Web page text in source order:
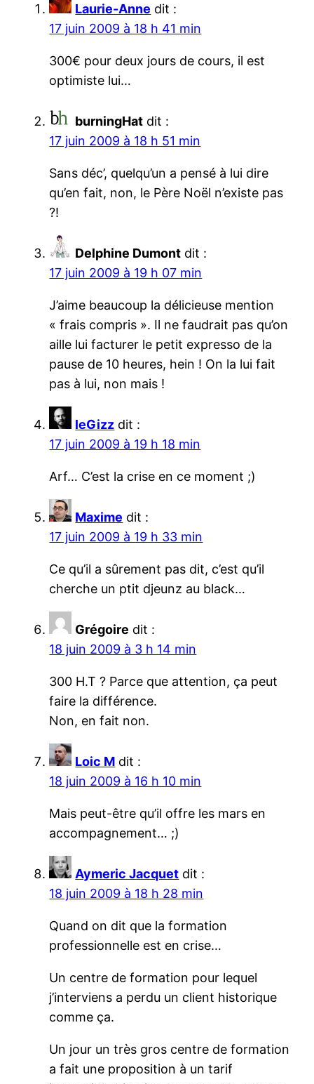
Laurie-Anne dit :
17 juin 2009 à 18 h 41 min
300€ pour deux jours de cours, il est
optimiste lui…
burningHat dit :
17 juin 2009 à 18 h 51 min
Sans déc’, quelqu’un a pensé à lui dire
qu’en fait, non, le Père Noël n’existe pas
?!
Delphine Dumont dit :
17 juin 2009 à 19 h 07 min
J’aime beaucoup la délicieuse mention
« frais compris ». Il ne faudrait pas qu’on
aille lui facturer le petit expresso de la
pause de 10 heures, hein ! On la lui fait
pas à lui, non mais !
leGizz dit :
17 juin 2009 à 19 h 18 min
Arf… C’est la crise en ce moment ;)
Maxime dit :
17 juin 2009 à 19 h 33 min
Ce qu’il a sûrement pas dit, c’est qu’il
cherche un ptit djeunz au black…
Grégoire dit :
18 juin 2009 à 3 h 14 min
300 H.T ? Parce que attention, ça peut
faire la différence.
Non, en fait non.
Loic M dit :
18 juin 2009 à 16 h 10 min
Mais peut-être qu’il offre les mars en
accompagnement… ;)
Aymeric Jacquet dit :
18 juin 2009 à 18 h 28 min
Quand on dit que la formation
professionnelle est en crise…
Un centre de formation pour lequel
j’interviens a perdu un client historique
comme ça.
Un jour un très gros centre de formation
a fait une proposition à un tarif